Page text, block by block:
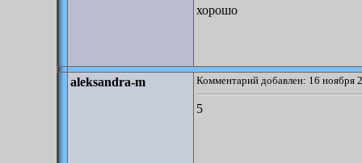
хорошо
aleksandra-m Комментарий добавлен: 16 ноября
5